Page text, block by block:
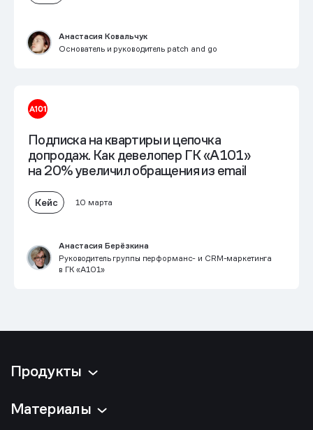
Анастасия Ковальчук
Основатель и руководитель patch and go
Подписка на квартиры и цепочка
допродаж. Как девелопер ГК «А101»
на 20% увеличил обращения из email
Кейс 10 марта
Анастасия Берёзкина
Руководитель группы перформанс- и CRM-маркетинга
в ГК «А101»
Продукты
Материалы